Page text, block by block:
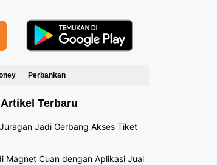
Perbankan
Artikel Terbaru
Jadi Gerbang Akses Tiket
Magnet Cuan dengan Aplikasi Jual